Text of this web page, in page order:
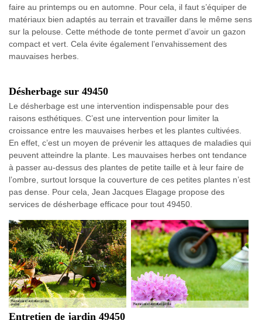
faire au printemps ou en automne. Pour cela, il faut s’équiper de
matériaux bien adaptés au terrain et travailler dans le même sens
sur la pelouse. Cette méthode de tonte permet d’avoir un gazon
compact et vert. Cela évite également l’envahissement des
mauvaises herbes.
Désherbage sur 49450
Le désherbage est une intervention indispensable pour des
raisons esthétiques. C’est une intervention pour limiter la
croissance entre les mauvaises herbes et les plantes cultivées.
En effet, c’est un moyen de prévenir les attaques de maladies qui
peuvent atteindre la plante. Les mauvaises herbes ont tendance
à passer au-dessus des plantes de petite taille et à leur faire de
l’ombre, surtout lorsque la couverture de ces petites plantes n’est
pas dense. Pour cela, Jean Jacques Elagage propose des
services de désherbage efficace pour tout 49450.
Entretien de jardin 49450